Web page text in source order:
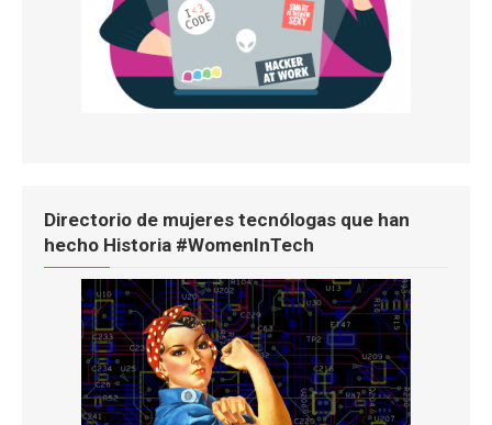
Directorio de mujeres tecnólogas que han
hecho Historia #WomenInTech